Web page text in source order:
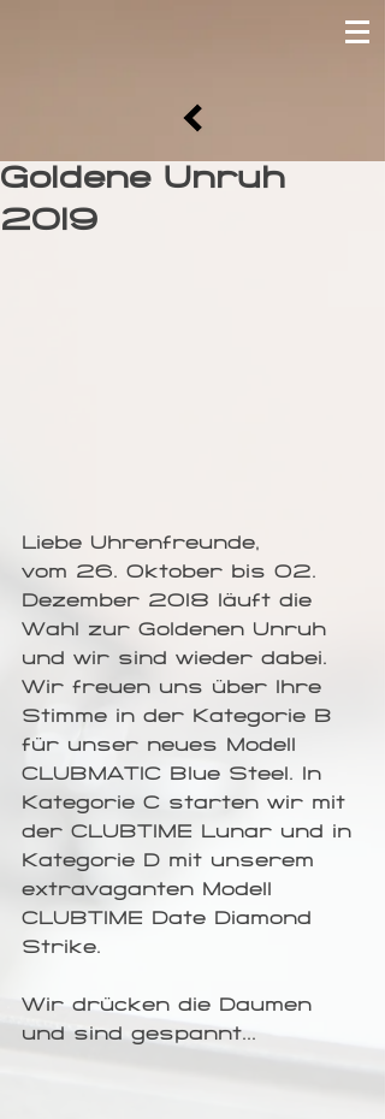
Goldene Unruh
2019
Liebe Uhrenfreunde,
vom 26. Oktober bis 02.
Dezember 2018 läuft die
Wahl zur Goldenen Unruh
und wir sind wieder dabei.
Wir freuen uns über Ihre
Stimme in der Kategorie B
für unser neues Modell
CLUBMATIC Blue Steel. In
Kategorie C starten wir mit
der CLUBTIME Lunar und in
Kategorie D mit unserem
extravaganten Modell
CLUBTIME Date Diamond
Strike.
Wir drücken die Daumen
und sind gespannt...